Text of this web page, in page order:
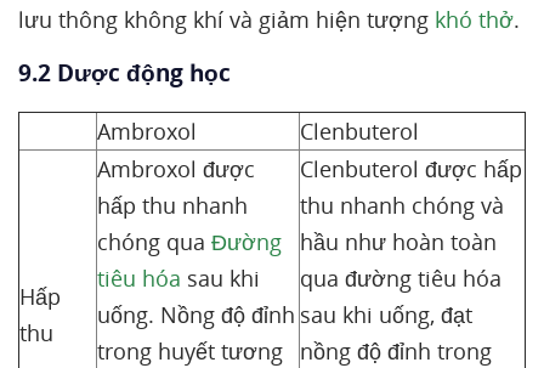
lưu thông không khí và giảm hiện tượng khó thở.
9.2 Dược động học
Ambroxol Clenbuterol
Hấp
thu
Ambroxol được
hấp thu nhanh
chóng qua Đường
tiêu hóa sau khi
uống. Nồng độ đỉnh
trong huyết tương
Clenbuterol được hấp
thu nhanh chóng và
hầu như hoàn toàn
qua đường tiêu hóa
sau khi uống, đạt
nồng độ đỉnh trong